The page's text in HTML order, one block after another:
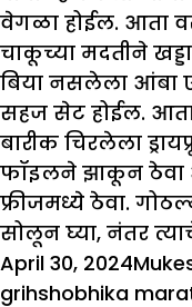
वेगळा होईल. आता
चाकूच्या मदतीने
बिया नसलेला आंबा
सहज सेट होईल.
बारीक चिरलेला
फॉइलने झाकून ठेवा
फ्रीजमध्ये ठेवा.
सोलून घ्या, नंतर
Posted
on
April 30, 2024
grihshobhika